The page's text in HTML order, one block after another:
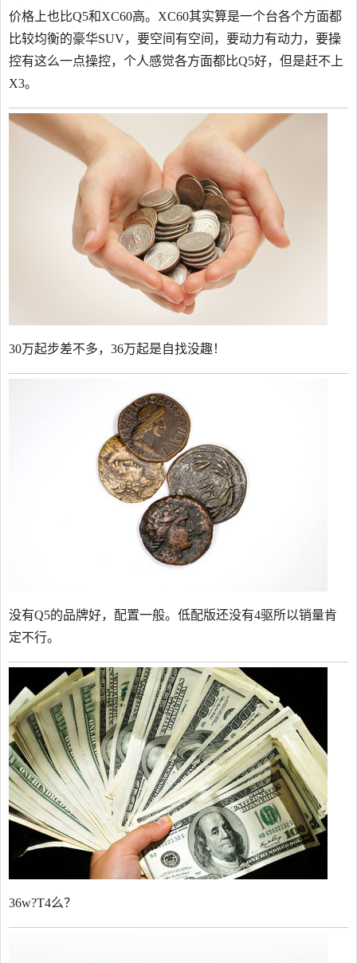
价格上也比Q5和XC60高。XC60其实算是一个台各个方面都
比较均衡的豪华SUV，要空间有空间，要动力有动力，要操
控有这么一点操控，个人感觉各方面都比Q5好，但是赶不上
X3。
30万起步差不多，36万起是自找没趣！
没有Q5的品牌好，配置一般。低配版还没有4驱所以销量肯
定不行。
36w?T4么？